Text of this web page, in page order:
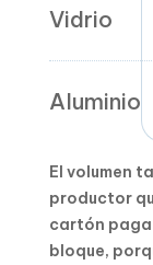
Vidrio
Aluminio
El volumen
productor
cartón paga
bloque,